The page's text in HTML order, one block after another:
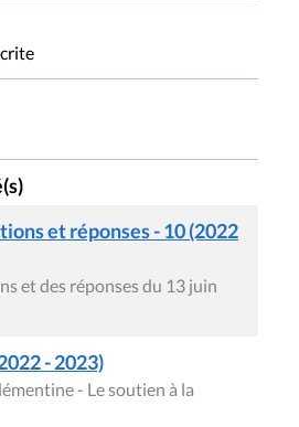
et réponses - 10 (2022
et des réponses du 13 juin
- 2023)
- Le soutien à la